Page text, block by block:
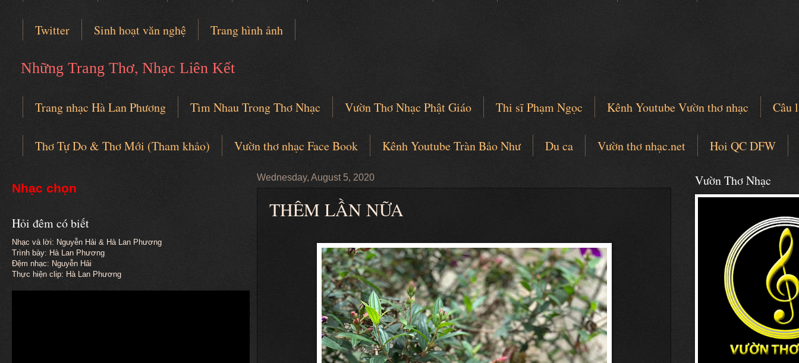
Twitter Sinh hoạt văn nghệ Trang hình ảnh
Những Trang Thơ, Nhạc Liên Kết
Trang nhạc Hà Lan Phương Tìm Nhau Trong Thơ Nhạc Vườn Thơ Nhạc Phật Giáo Thi sĩ Phạm Ngọc Kênh Youtube Vườn thơ nhạc
Câu
Thơ Tự Do & Thơ Mới (Tham khảo)
Vườn thơ nhạc Face Book Kênh Youtube Tràn Bảo Như Du ca Vườn thơ nhạc.net Hoi QC DFW
Wednesday, August 5, 2020
THÊM LẦN NỮA
Nhạc chọn
Hỏi đêm có biết
Nhạc và lời: Nguyễn Hải & Hà Lan Phương
Trình bày: Hà Lan Phương
Đệm nhạc: Nguyễn Hải
Thực hiện clip: Hà Lan Phương
Vườn Thơ Nhạc